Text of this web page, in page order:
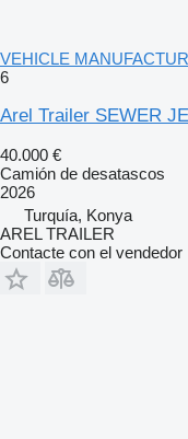
VEHICLE
6
Arel Trailer SEWER
40.000 €
Camión de desatascos
2026
Turquía, Konya
AREL TRAILER
Contacte con el vendedor